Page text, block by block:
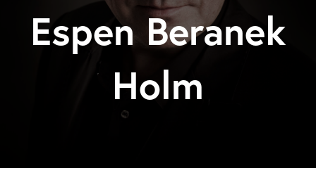
Espen Beranek
Holm